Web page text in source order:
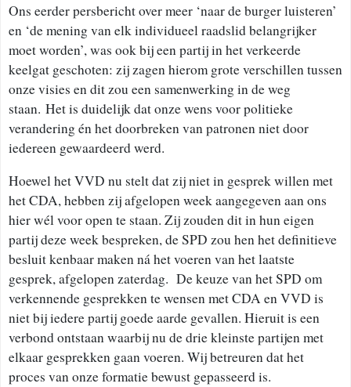
Ons eerder persbericht over meer ‘naar de burger luisteren’
en ‘de mening van elk individueel raadslid belangrijker
moet worden’, was ook bij een partij in het verkeerde
keelgat geschoten: zij zagen hierom grote verschillen tussen
onze visies en dit zou een samenwerking in de weg
staan. Het is duidelijk dat onze wens voor politieke
verandering én het doorbreken van patronen niet door
iedereen gewaardeerd werd.
Hoewel het VVD nu stelt dat zij niet in gesprek willen met
het CDA, hebben zij afgelopen week aangegeven aan ons
hier wél voor open te staan. Zij zouden dit in hun eigen
partij deze week bespreken, de SPD zou hen het definitieve
besluit kenbaar maken ná het voeren van het laatste
gesprek, afgelopen zaterdag. De keuze van het SPD om
verkennende gesprekken te wensen met CDA en VVD is
niet bij iedere partij goede aarde gevallen. Hieruit is een
verbond ontstaan waarbij nu de drie kleinste partijen met
elkaar gesprekken gaan voeren. Wij betreuren dat het
proces van onze formatie bewust gepasseerd is.